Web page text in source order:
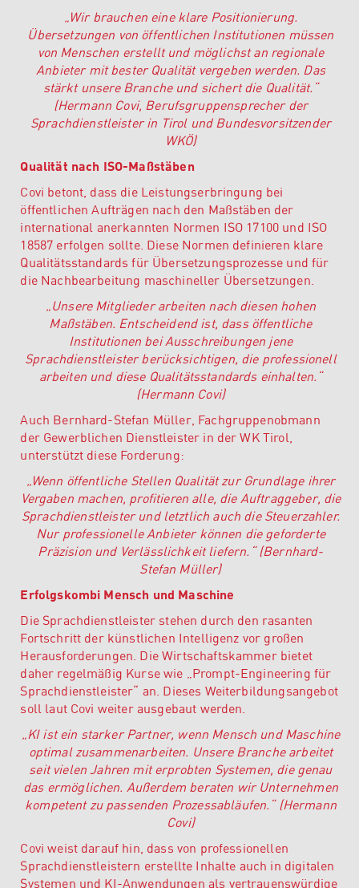
„Wir brauchen eine klare Positionierung.
Übersetzungen von öffentlichen Institutionen müssen
von Menschen erstellt und möglichst an regionale
Anbieter mit bester Qualität vergeben werden. Das
stärkt unsere Branche und sichert die Qualität.“
(Hermann Covi, Berufsgruppensprecher der
Sprachdienstleister in Tirol und Bundesvorsitzender
WKÖ)
Qualität nach ISO-Maßstäben
Covi betont, dass die Leistungserbringung bei
öffentlichen Aufträgen nach den Maßstäben der
international anerkannten Normen ISO 17100 und ISO
18587 erfolgen sollte. Diese Normen definieren klare
Qualitätsstandards für Übersetzungsprozesse und für
die Nachbearbeitung maschineller Übersetzungen.
„Unsere Mitglieder arbeiten nach diesen hohen
Maßstäben. Entscheidend ist, dass öffentliche
Institutionen bei Ausschreibungen jene
Sprachdienstleister berücksichtigen, die professionell
arbeiten und diese Qualitätsstandards einhalten.“
(Hermann Covi)
Auch Bernhard-Stefan Müller, Fachgruppenobmann
der Gewerblichen Dienstleister in der WK Tirol,
unterstützt diese Forderung:
„Wenn öffentliche Stellen Qualität zur Grundlage ihrer
Vergaben machen, profitieren alle, die Auftraggeber, die
Sprachdienstleister und letztlich auch die Steuerzahler.
Nur professionelle Anbieter können die geforderte
Präzision und Verlässlichkeit liefern.“ (Bernhard-
Stefan Müller)
Erfolgskombi Mensch und Maschine
Die Sprachdienstleister stehen durch den rasanten
Fortschritt der künstlichen Intelligenz vor großen
Herausforderungen. Die Wirtschaftskammer bietet
daher regelmäßig Kurse wie „Prompt-Engineering für
Sprachdienstleister“ an. Dieses Weiterbildungsangebot
soll laut Covi weiter ausgebaut werden.
„KI ist ein starker Partner, wenn Mensch und Maschine
optimal zusammenarbeiten. Unsere Branche arbeitet
seit vielen Jahren mit erprobten Systemen, die genau
das ermöglichen. Außerdem beraten wir Unternehmen
kompetent zu passenden Prozessabläufen.“ (Hermann
Covi)
Covi weist darauf hin, dass von professionellen
Sprachdienstleistern erstellte Inhalte auch in digitalen
Systemen und KI-Anwendungen als vertrauenswürdige